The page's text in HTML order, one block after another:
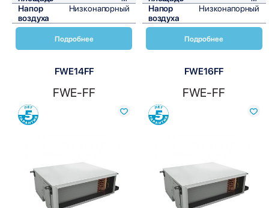
Напор
воздуха
Низконапорный
Подробнее
Напор
воздуха
Низконапорный
Подробнее
FWE14FF
FWE-FF
Сравнить
FWE16FF
FWE-FF
Сравнить